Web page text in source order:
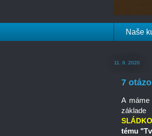
Naše
11. 8. 2020
7
A
základe
tému